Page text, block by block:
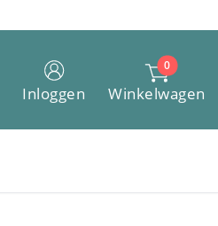
Inloggen
0
Winkelwagen